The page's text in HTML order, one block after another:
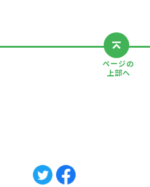
ページの
上部へ